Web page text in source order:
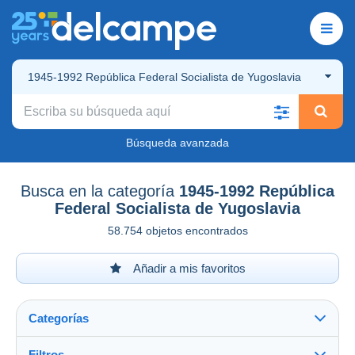
1945-1992 República Federal Socialista de Yugoslavia
Búsqueda avanzada
Busca en la categoría 1945-1992 República
Federal Socialista de Yugoslavia
58.754 objetos encontrados
Añadir a mis favoritos
Categorías